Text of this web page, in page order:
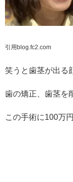
引用blog.fc2.com
笑うと歯茎が出る
歯の矯正、歯茎を
この手術に100万